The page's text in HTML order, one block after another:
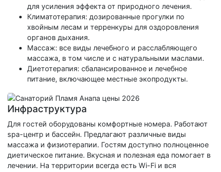
для усиления эффекта от природного лечения.
Климатотерапия: дозированные прогулки по
хвойным лесам и терренкуры для оздоровления
органов дыхания.
Массаж: все виды лечебного и расслабляющего
массажа, в том числе и с натуральными маслами.
Диетотерапия: сбалансированное и лечебное
питание, включающее местные экопродукты.
Инфраструктура
Для гостей оборудованы комфортные номера. Работают
spa-центр и бассейн. Предлагают различные виды
массажа и физиотерапии. Гостям доступно полноценное
диетическое питание. Вкусная и полезная еда помогает в
лечении. На территории всегда есть Wi-Fi и вся